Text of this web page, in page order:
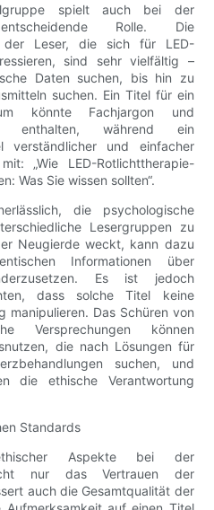
spielt auch bei der
Rolle. Die
der Leser, die sich für LED-
sind sehr vielfältig –
Daten suchen, bis hin zu
suchen. Ein Titel für ein
könnte Fachjargon und
enthalten, während ein
verständlicher und einfacher
„Wie LED-Rotlichttherapie-
Was Sie wissen sollten“.
die psychologische
Lesergruppen zu
Neugierde weckt, kann dazu
Informationen über
Es ist jedoch
dass solche Titel keine
manipulieren. Das Schüren von
Versprechungen können
die nach Lösungen für
suchen, und
die ethische Verantwortung
Standards
Aspekte bei der
nur das Vertrauen der
auch die Gesamtqualität der